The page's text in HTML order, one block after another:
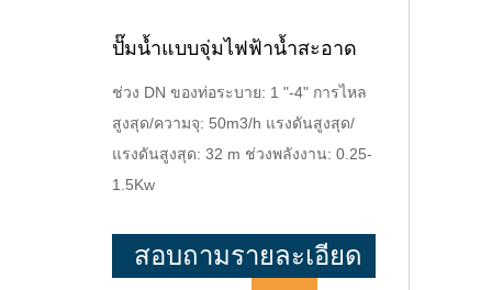
ปั๊มน้ำแบบจุ่มไฟฟ้าน้ำสะอาด
ช่วง DN ของท่อระบาย: 1 "-4" การไหล
สูงสุด/ความจุ: 50m3/h แรงดันสูงสุด/
แรงดันสูงสุด: 32 m ช่วงพลังงาน: 0.25-
1.5Kw
สอบถามรายละเอียด